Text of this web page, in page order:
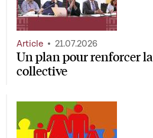
Un plan pour renforcer
collective
Article 21.07.2026